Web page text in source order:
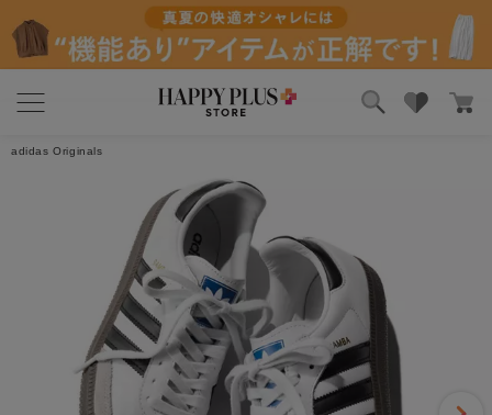
adidas Originals
4.7 70件
レビューを書く
キイイロイトリ 2026/04/04 22:03:29
｜身長:158cm
｜カラー:フットウェアホワイト／コアブラック／クリア
｜サイズ:23cm
綺麗めな格好に似合うスニーカーです。